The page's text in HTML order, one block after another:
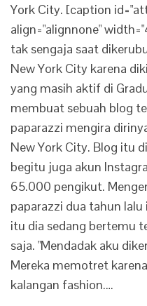
York City. [caption
align="alignnone"
tak sengaja saat
New York City karena
yang masih aktif di
membuat sebuah blog
paparazzi mengira
New York City. Blog itu
begitu juga akun
65.000 pengikut.
paparazzi dua tahun
itu dia sedang bertemu
saja. "Mendadak aku
Mereka memotret
kalangan fashion.…